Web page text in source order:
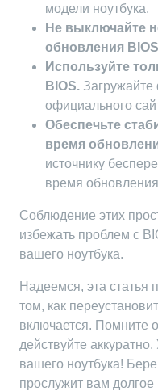
модели ноутбука.
Не выключайте
обновления
Используйте
BIOS.
официального
Обеспечьте
время
источнику
время
Соблюдение этих
избежать проблем с
вашего ноутбука.
Надеемся, эта статья
том, как
включается. Помните
действуйте
вашего ноутбука!
прослужит вам